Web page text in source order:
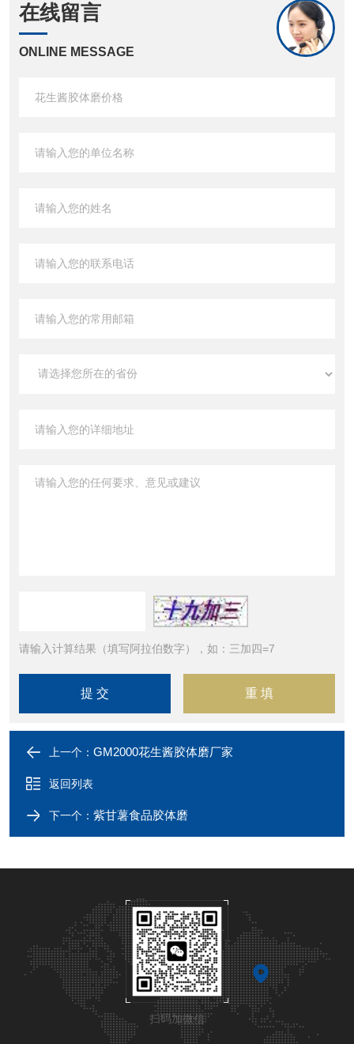
在线留言
ONLINE MESSAGE
请输入计算结果（填写阿拉伯数字），如：三加四=7
上一个： GM2000花生酱胶体磨厂家
返回列表
下一个： 紫甘薯食品胶体磨
扫码加微信